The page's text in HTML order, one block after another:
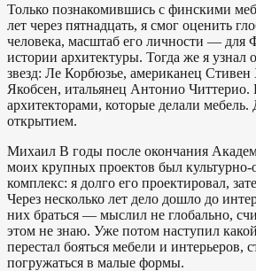
Только познакомившись с финскими
лет через пятнадцать, я смог оценить
человека, масштаб его личности — для
истории архитектуры. Тогда же я узнал
звезд: Ле Корбюзье, американец
Якобсен, итальянец Антонио
архитекторами, которые делали мебель.
открытием.
Михаил В годы после окончания
моих крупных проектов был культурно-
комплекс: я долго его проектировал,
Через несколько лет дело дошло до
них браться — мыслил не глобально,
этом не знаю. Уже потом наступил
перестал бояться мебели и интерьеров,
погружаться в малые формы.